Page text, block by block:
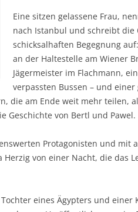
Eine sitzen gelassene Frau,
nach Istanbul und schreibt die
schicksalhaften Begegnung
an der Haltestelle am Wiener
Jägermeister im Flachmann,
verpassten Bussen – und
die am Ende weit mehr teilen,
Geschichte von Bertl und
Protagonisten und mit
von einer Nacht, die das
eines Ägypters und einer